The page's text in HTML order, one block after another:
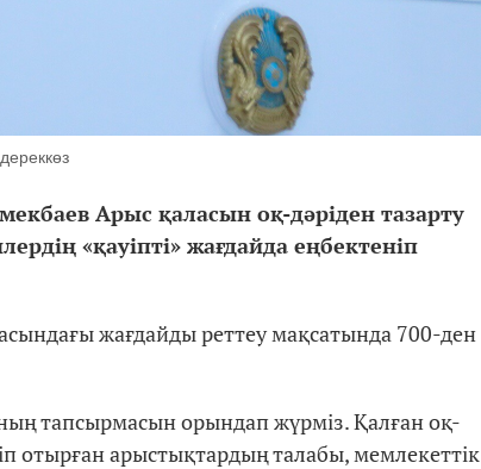
Арыс қаласын оқ-дәріден тазарту
«қауіпті» жағдайда еңбектеніп
жағдайды реттеу мақсатында 700-ден
тапсырмасын орындап жүрміз. Қалған оқ-
отырған арыстықтардың талабы, мемлекеттік